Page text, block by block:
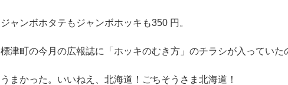
ジャンボホタテもジャンボホッキも350 円。
標津町の今月の広報誌に「ホッキのむき方」のチラシが入っていた
うまかった。いいねえ、北海道！ごちそうさま北海道！